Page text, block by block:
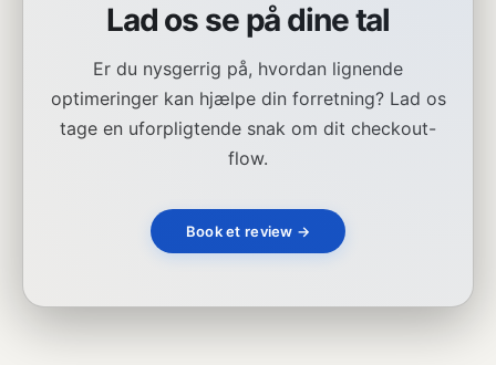
Lad os se på dine tal
Er du nysgerrig på, hvordan lignende
optimeringer kan hjælpe din forretning? Lad os
tage en uforpligtende snak om dit checkout-
flow.
Book et review →